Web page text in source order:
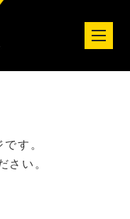
す。
さい。